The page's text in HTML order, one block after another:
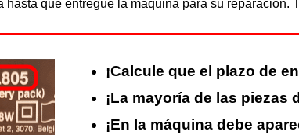
que entregue la máquina para su reparación.
¡Calcule que el plazo de
¡La mayoría de las piezas
¡En la máquina debe